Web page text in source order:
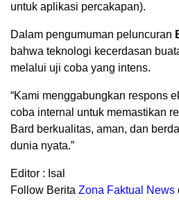
untuk aplikasi percakapan).
Dalam pengumuman peluncuran
bahwa teknologi kecerdasan
melalui uji coba yang intens.
“Kami menggabungkan respons
coba internal untuk memastikan
Bard berkualitas, aman, dan
dunia nyata.”
Editor : Isal
Follow Berita Zona Faktual News